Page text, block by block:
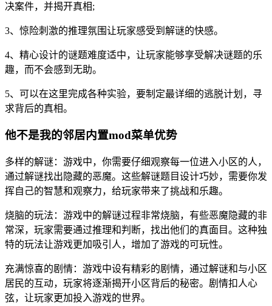
决案件，并揭开真相;
3、惊险刺激的推理氛围让玩家感受到解谜的快感。
4、精心设计的谜题难度适中，让玩家能够享受解决谜题的乐
趣，而不会感到无助。
5、可以在这里完成各种实验，要制定最详细的逃脱计划，寻
求背后的真相。
他不是我的邻居内置mod菜单优势
多样的解谜：游戏中，你需要仔细观察每一位进入小区的人，
通过解谜找出隐藏的恶魔。这些解谜题目设计巧妙，需要你发
挥自己的智慧和观察力，给玩家带来了挑战和乐趣。
烧脑的玩法：游戏中的解谜过程非常烧脑，有些恶魔隐藏的非
常深，玩家需要通过推理和判断，找出他们的真面目。这种独
特的玩法让游戏更加吸引人，增加了游戏的可玩性。
充满惊喜的剧情：游戏中设有精彩的剧情，通过解谜和与小区
居民的互动，玩家将逐渐揭开小区背后的秘密。剧情扣人心
弦，让玩家更加投入游戏的世界。